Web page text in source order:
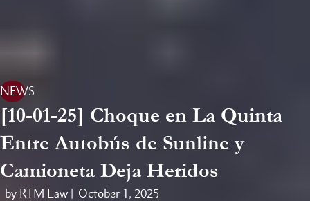
NEWS
[10-01-25] Choque en La Quinta
Entre Autobús de Sunline y
Camioneta Deja Heridos
by RTM Law | October 1, 2025